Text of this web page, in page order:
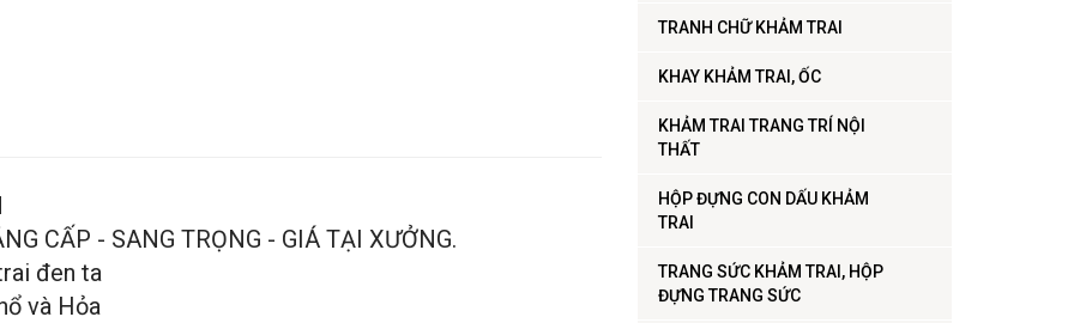
CẤP - SANG TRỌNG - GIÁ TẠI XƯỞNG.
đen ta
và Hỏa
TRANH CHỮ KHẢM TRAI
KHAY KHẢM TRAI, ỐC
KHẢM TRAI TRANG TRÍ NỘI
THẤT
HỘP ĐỰNG CON DẤU KHẢM
TRAI
TRANG SỨC KHẢM TRAI, HỘP
ĐỰNG TRANG SỨC